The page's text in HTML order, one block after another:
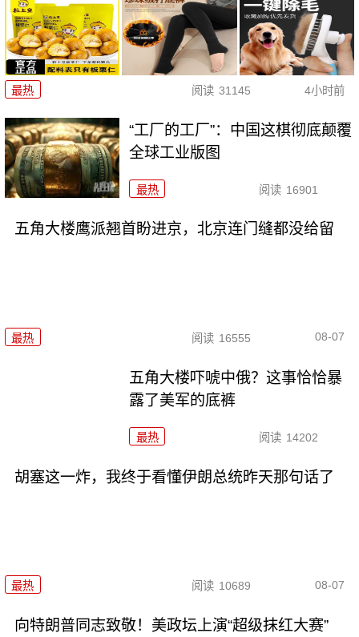
最热 阅读 31145 4小时前
“工厂的工厂”：中国这棋彻底颠覆
全球工业版图
最热 阅读 16901
五角大楼鹰派翘首盼进京，北京连门缝都没给留
最热 阅读 16555 08-07
五角大楼吓唬中俄？这事恰恰暴
露了美军的底裤
最热 阅读 14202
胡塞这一炸，我终于看懂伊朗总统昨天那句话了
最热 阅读 10689 08-07
向特朗普同志致敬！美政坛上演“超级抹红大赛”